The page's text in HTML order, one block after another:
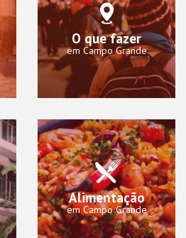
O que fazer
em Campo Grande
Alimentação
em Campo Grande